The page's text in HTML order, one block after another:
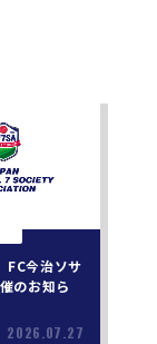
FC今治ソサ
のお知ら
2026.07.27